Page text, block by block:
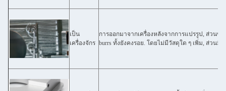
เป็น
เครื่องจักร
การออกมาจากเครื่องหลังจากการแปรรูป, ส่วนข
burrs ทั้งยังคงรอย. โดยไม่มีวัสดุใด ๆ เพิ่ม, ส่วนมี